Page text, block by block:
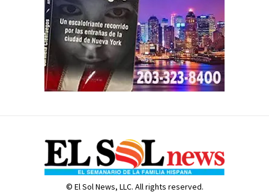
© El Sol News, LLC. All rights reserved.